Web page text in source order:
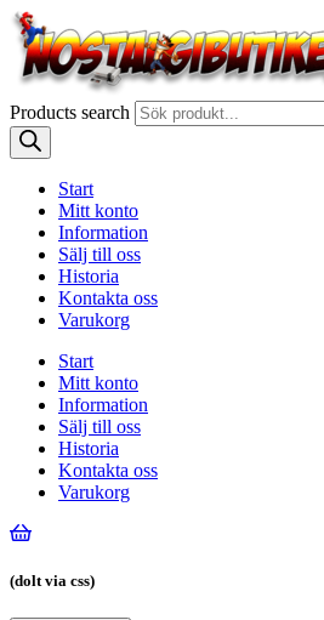
Products search
Start
Mitt konto
Information
Sälj till oss
Historia
Kontakta oss
Varukorg
Start
Mitt konto
Information
Sälj till oss
Historia
Kontakta oss
Varukorg
(dolt via css)